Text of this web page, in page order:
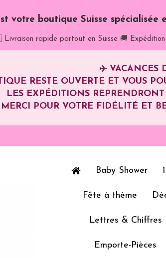
votre boutique Suisse
rapide partout en Suisse 🚚
✈️ VACANCES
RESTE OUVERTE ET VOUS
LES EXPÉDITIONS
MERCI POUR VOTRE FIDÉLITÉ ET
Baby Shower
Fête à thème
Lettres & Chiffres
Emporte-Pièces